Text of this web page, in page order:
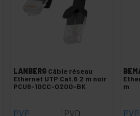
LANBERG Câble réseau
Ethernet UTP Cat.6 2 m noir
PCU6-10CC-0200-BK
PVP PVD
m
PVP